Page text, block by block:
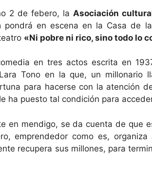
2 de febero, la Asociación
pondrá en escena en la Casa de
«Ni pobre ni rico, sino todo lo
en tres actos escrita en
Tono en la que, un millonario
para hacerse con la atención
ha puesto tal condición para
en mendigo, se da cuenta de que
emprendedor como es,
recupera sus millones, para